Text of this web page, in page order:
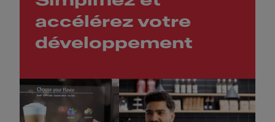
accélérez votre
développement